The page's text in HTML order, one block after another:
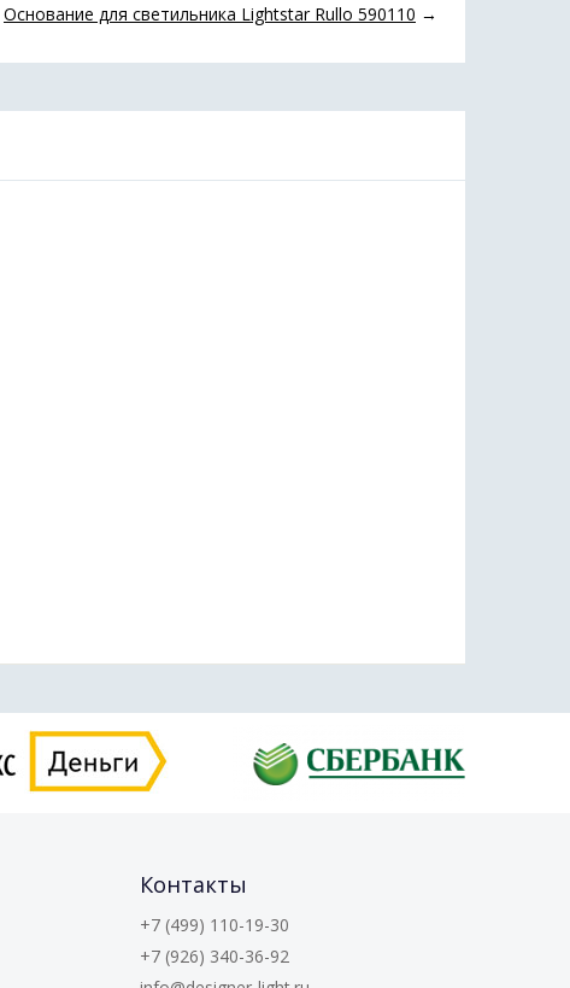
Основание для светильника Lightstar Rullo 590110 →
Контакты
+7 (499) 110-19-30
+7 (926) 340-36-92